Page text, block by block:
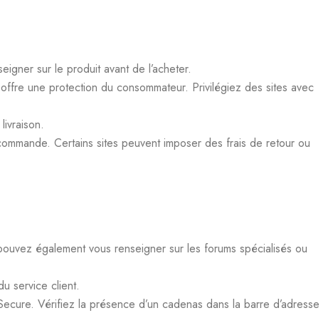
sur le produit avant de l’acheter.
une protection du consommateur. Privilégiez des sites avec
Certains sites peuvent imposer des frais de retour ou
également vous renseigner sur les forums spécialisés ou
service client.
Vérifiez la présence d’un cadenas dans la barre d’adresse